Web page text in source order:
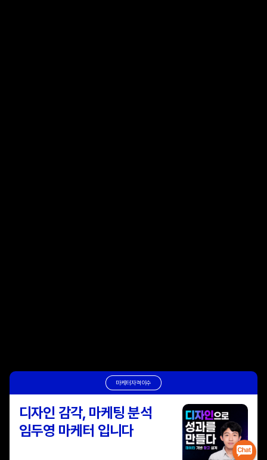
마케터자격이수
디자인 감각, 마케팅 분석
임두영 마케터 입니다